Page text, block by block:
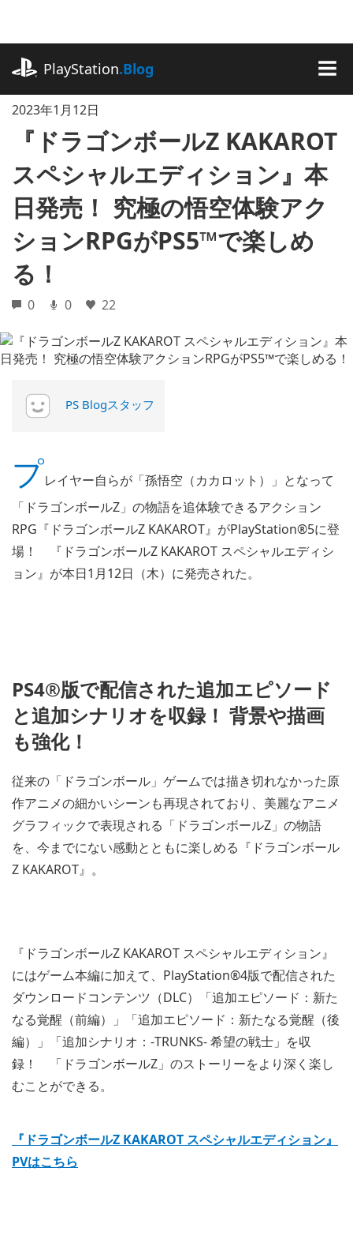
に
ッ
PlayStation.Blog
2023年1月12日
『ドラゴンボールZ KAKAROT
スペシャルエディション』本
日発売！ 究極の悟空体験アク
ションRPGがPS5™で楽しめ
る！
0 0 22
PS Blogスタッフ
プレイヤー自らが「孫悟空（カカロット）」となって
「ドラゴンボールZ」の物語を追体験できるアクション
RPG『ドラゴンボールZ KAKAROT』がPlayStation®5に登
場！ 『ドラゴンボールZ KAKAROT スペシャルエディシ
ョン』が本日1月12日（木）に発売された。
PS4®版で配信された追加エピソード
と追加シナリオを収録！ 背景や描画
も強化！
従来の「ドラゴンボール」ゲームでは描き切れなかった原
作アニメの細かいシーンも再現されており、美麗なアニメ
グラフィックで表現される「ドラゴンボールZ」の物語
を、今までにない感動とともに楽しめる『ドラゴンボール
Z KAKAROT』。
『ドラゴンボールZ KAKAROT スペシャルエディション』
にはゲーム本編に加えて、PlayStation®4版で配信された
ダウンロードコンテンツ（DLC）「追加エピソード：新た
なる覚醒（前編）」「追加エピソード：新たなる覚醒（後
編）」「追加シナリオ：-TRUNKS- 希望の戦士」を収
録！ 「ドラゴンボールZ」のストーリーをより深く楽し
むことができる。
『ドラゴンボールZ KAKAROT スペシャルエディション』
PVはこちら